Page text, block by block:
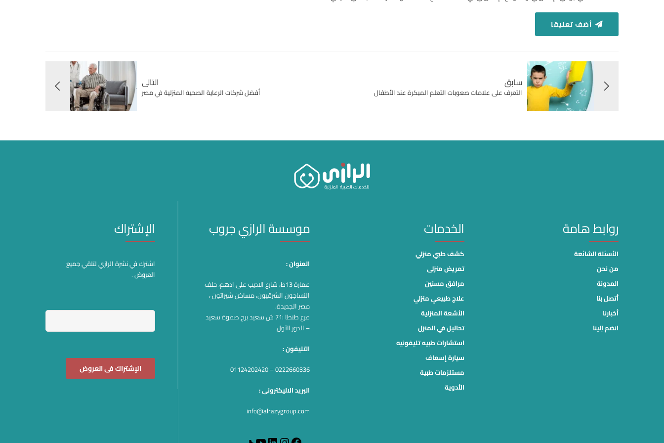
أضف تعليقا
سابق
التعرف على علامات صعوبات التعلم المبكرة عند الأطفال
التالى
أفضل شركات الرعاية الصحية المنزلية في مصر
روابط هامة
الأسئلة الشائعة
من نحن
المدونة
أتصل بنا
أخبارنا
انضم إلينا
الخدمات
كشف طبي منزلي
تمريض منزلى
مرافق مسنين
علاج طبيعي منزلي
الأشعة المنزلية
تحاليل في المنزل
استشارات طبيه تليفونيه
سيارة إسعاف
مستلزمات طبية
الأدوية
موسسة الرازي جروب
العنوان :
عمارة 13ط، شارع الاديب على ادهم، خلف
النساجون الشرقيون، مساكن شيراتون ،
مصر الجديدة.
فرع طنطا :71 ش سعيد برج صفوة سعيد
– الدور الآول
التليفون :
0222660336 – 01124202420
البريد الاليكترونى :
info@alrazygroup.com
Facebook
Instagram
LinkedIn
YouTube
الإشتراك
اشترك في نشرة الرازي لتلقي جميع
العروض .